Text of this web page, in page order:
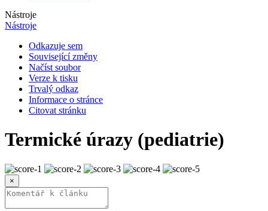
Nástroje
Nástroje
Odkazuje sem
Související změny
Načíst soubor
Verze k tisku
Trvalý odkaz
Informace o stránce
Citovat stránku
Termické úrazy (pediatrie)
×